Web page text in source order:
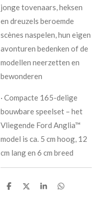
jonge tovenaars, heksen
en dreuzels beroemde
scènes naspelen, hun eigen
avonturen bedenken of de
modellen neerzetten en
bewonderen
· Compacte 165-delige
bouwbare speelset – het
Vliegende Ford Anglia™
model is ca. 5 cm hoog, 12
cm lang en 6 cm breed
D
D
S
D